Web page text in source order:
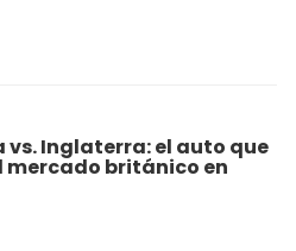
vs. Inglaterra: el auto que
mercado británico en